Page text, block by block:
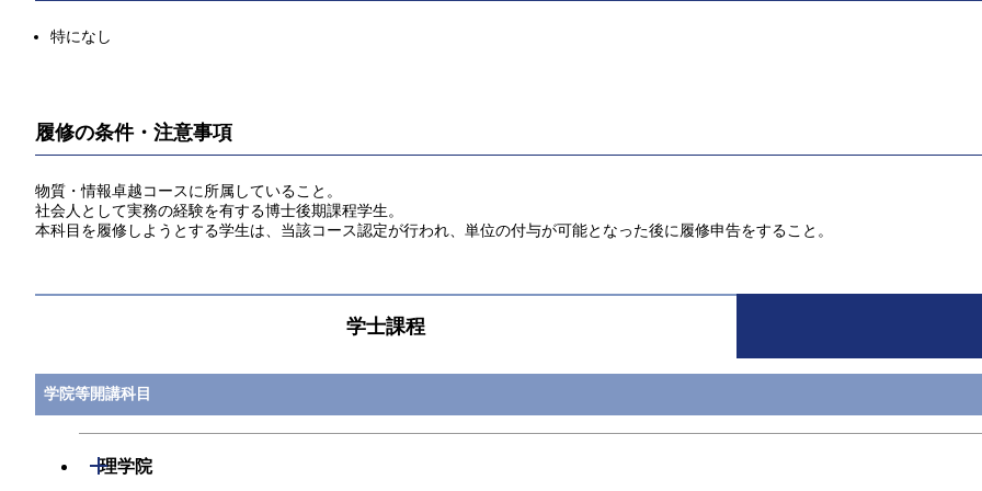
特になし
履修の条件・注意事項
物質・情報卓越コースに所属していること。
社会人として実務の経験を有する博士後期課程学生。
本科目を履修しようとする学生は、当該コース認定が行われ、単位の付与が可能となった後に履修申告をすること。
学士課程
学院等開講科目
理学院
開閉